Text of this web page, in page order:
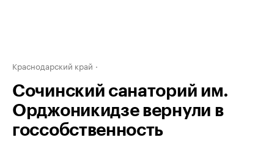
Краснодарский край
Сочинский санаторий им.
Орджоникидзе вернули в
госсобственность